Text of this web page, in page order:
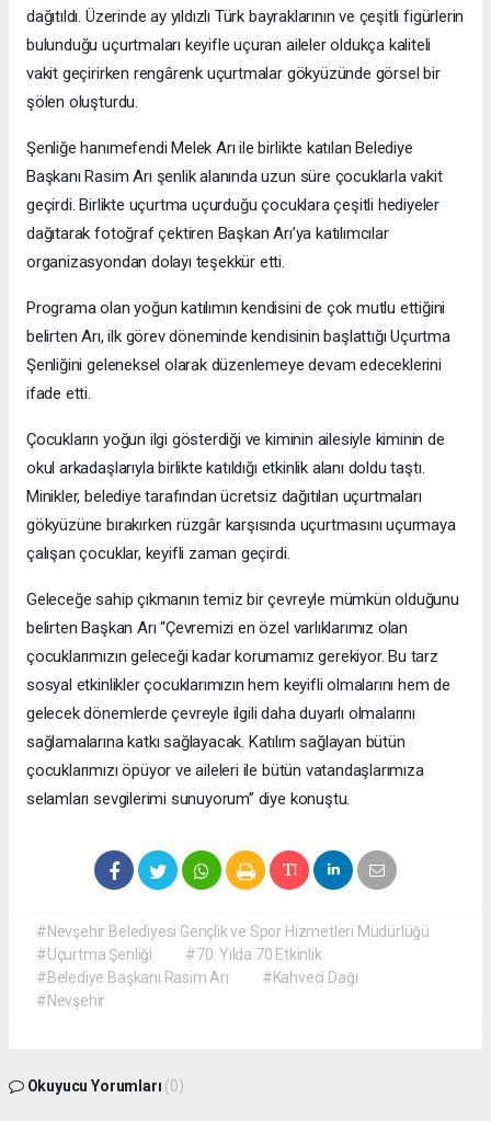
dağıtıldı. Üzerinde ay yıldızlı Türk bayraklarının ve çeşitli figürlerin
bulunduğu uçurtmaları keyifle uçuran aileler oldukça kaliteli
vakit geçirirken rengârenk uçurtmalar gökyüzünde görsel bir
şölen oluşturdu.
Şenliğe hanımefendi Melek Arı ile birlikte katılan Belediye
Başkanı Rasim Arı şenlik alanında uzun süre çocuklarla vakit
geçirdi. Birlikte uçurtma uçurduğu çocuklara çeşitli hediyeler
dağıtarak fotoğraf çektiren Başkan Arı’ya katılımcılar
organizasyondan dolayı teşekkür etti.
Programa olan yoğun katılımın kendisini de çok mutlu ettiğini
belirten Arı, ilk görev döneminde kendisinin başlattığı Uçurtma
Şenliğini geleneksel olarak düzenlemeye devam edeceklerini
ifade etti.
Çocukların yoğun ilgi gösterdiği ve kiminin ailesiyle kiminin de
okul arkadaşlarıyla birlikte katıldığı etkinlik alanı doldu taştı.
Minikler, belediye tarafından ücretsiz dağıtılan uçurtmaları
gökyüzüne bırakırken rüzgâr karşısında uçurtmasını uçurmaya
çalışan çocuklar, keyifli zaman geçirdi.
Geleceğe sahip çıkmanın temiz bir çevreyle mümkün olduğunu
belirten Başkan Arı “Çevremizi en özel varlıklarımız olan
çocuklarımızın geleceği kadar korumamız gerekiyor. Bu tarz
sosyal etkinlikler çocuklarımızın hem keyifli olmalarını hem de
gelecek dönemlerde çevreyle ilgili daha duyarlı olmalarını
sağlamalarına katkı sağlayacak. Katılım sağlayan bütün
çocuklarımızı öpüyor ve aileleri ile bütün vatandaşlarımıza
selamları sevgilerimi sunuyorum” diye konuştu.
#Nevşehir Belediyesi Gençlik ve Spor Hizmetleri Müdürlüğü
#Uçurtma Şenliği
#70. Yılda 70 Etkinlik
#Belediye Başkanı Rasim Arı
#Kahveci Dağı
#Nevşehir
Okuyucu Yorumları (0)